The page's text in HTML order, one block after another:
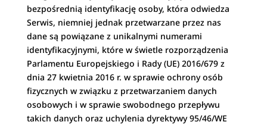
bezpośrednią identyfikację osoby, która odwiedza
Serwis, niemniej jednak przetwarzane przez nas
dane są powiązane z unikalnymi numerami
identyfikacyjnymi, które w świetle rozporządzenia
Parlamentu Europejskiego i Rady (UE) 2016/679 z
dnia 27 kwietnia 2016 r. w sprawie ochrony osób
fizycznych w związku z przetwarzaniem danych
osobowych i w sprawie swobodnego przepływu
takich danych oraz uchylenia dyrektywy 95/46/WE